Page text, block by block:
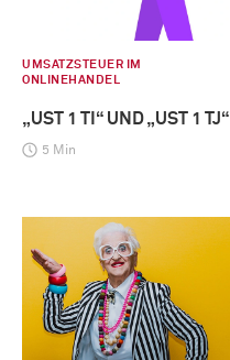
UMSATZSTEUER IM
ONLINEHANDEL
„UST 1 TI“ UND „UST 1 TJ“
5 Min